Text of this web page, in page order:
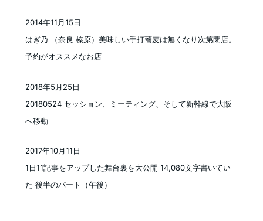
はぎ乃 （奈良 榛原）美味しい手打蕎麦は無くなり次第閉店。
予約がオススメなお店
2014年11月15日
20180524 セッション、ミーティング、そして新幹線で大阪
へ移動
2018年5月25日
1日11記事をアップした舞台裏を大公開 14,080文字書いてい
た 後半のパート（午後）
2017年10月11日